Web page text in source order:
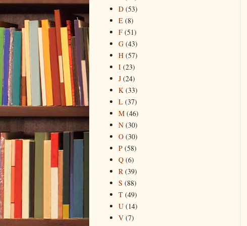
D (53)
E (8)
F (51)
G (43)
H (57)
I (23)
J (24)
K (33)
L (37)
M (46)
N (30)
O (30)
P (58)
Q (6)
R (39)
S (88)
T (49)
U (14)
V (7)